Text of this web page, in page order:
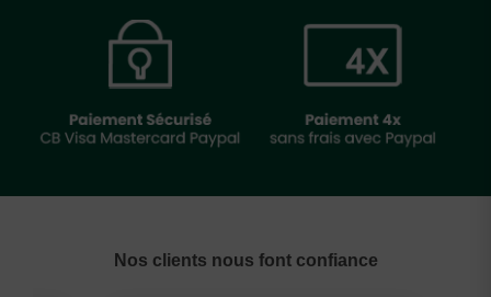
Nos clients nous font confiance